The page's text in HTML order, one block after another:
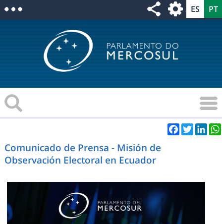
Facebook
Twitter
Comunicado de Prensa - Misión de
Observación Electoral en Ecuador